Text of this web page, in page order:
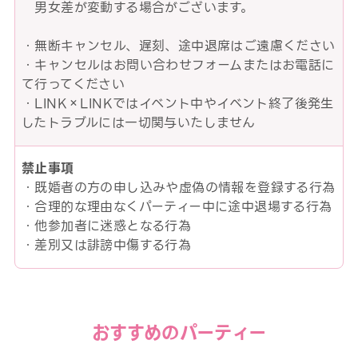
男女差が変動する場合がございます。
・無断キャンセル、遅刻、途中退席はご遠慮ください
・キャンセルはお問い合わせフォームまたはお電話に
て行ってください
・LINK×LINKではイベント中やイベント終了後発生
したトラブルには一切関与いたしません
禁止事項
・既婚者の方の申し込みや虚偽の情報を登録する行為
・合理的な理由なくパーティー中に途中退場する行為
・他参加者に迷惑となる行為
・差別又は誹謗中傷する行為
おすすめのパーティー